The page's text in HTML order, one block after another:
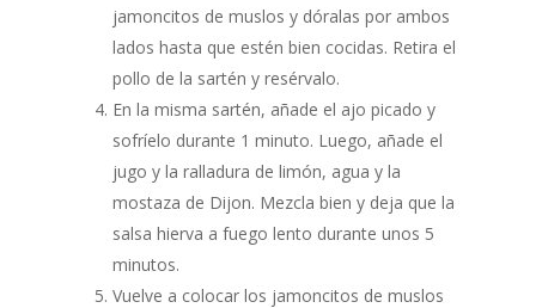
jamoncitos de muslos y dóralas por ambos
lados hasta que estén bien cocidas. Retira el
pollo de la sartén y resérvalo.
En la misma sartén, añade el ajo picado y
sofríelo durante 1 minuto. Luego, añade el
jugo y la ralladura de limón, agua y la
mostaza de Dijon. Mezcla bien y deja que la
salsa hierva a fuego lento durante unos 5
minutos.
Vuelve a colocar los jamoncitos de muslos